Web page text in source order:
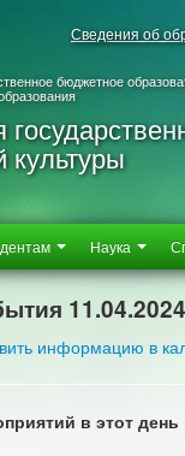
Сведения об
бюджетное
культуры
Наука
11.04.2024
информацию в
в этот день